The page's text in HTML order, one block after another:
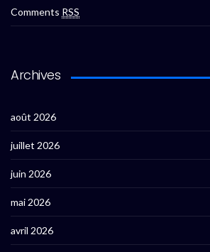
Comments RSS
Archives
août 2026
juillet 2026
juin 2026
mai 2026
avril 2026